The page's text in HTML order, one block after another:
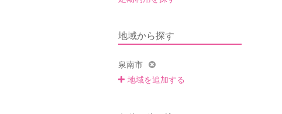
地域から探す
泉南市
地域を追加する